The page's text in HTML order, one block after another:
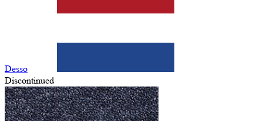
Desso
Discontinued